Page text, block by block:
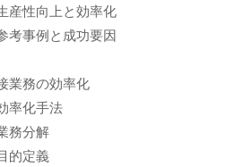
産性向上と効率化
考事例と成功要因
業務の効率化
率化手法
分解
定義